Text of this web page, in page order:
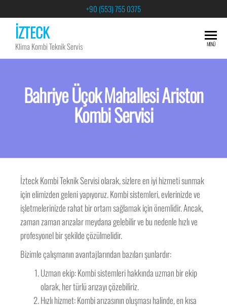
+90 (553) 755 0375
İZTECK
Klima Kombi Teknik Servis MENÜ
Bahriye Üçok Mahallesi Ariston
Kombi Servisi
İzteck Kombi Teknik Servisi olarak, sizlere en iyi hizmeti sunmak
için elimizden geleni yapıyoruz. Kombi sistemleri, evlerinizde ve
işletmelerinizde rahat bir ortam sağlamak için önemlidir. Ancak,
zaman zaman arızalar meydana gelebilir ve bu nedenle hızlı ve
profesyonel bir şekilde çözülmelidir.
Bizimle çalışmanın avantajlarından bazıları şunlardır:
Uzman ekip: Kombi sistemleri hakkında uzman bir ekip
olarak, her türlü arızayı çözebiliriz.
Hızlı hizmet: Kombi arızasının oluşması halinde, en kısa